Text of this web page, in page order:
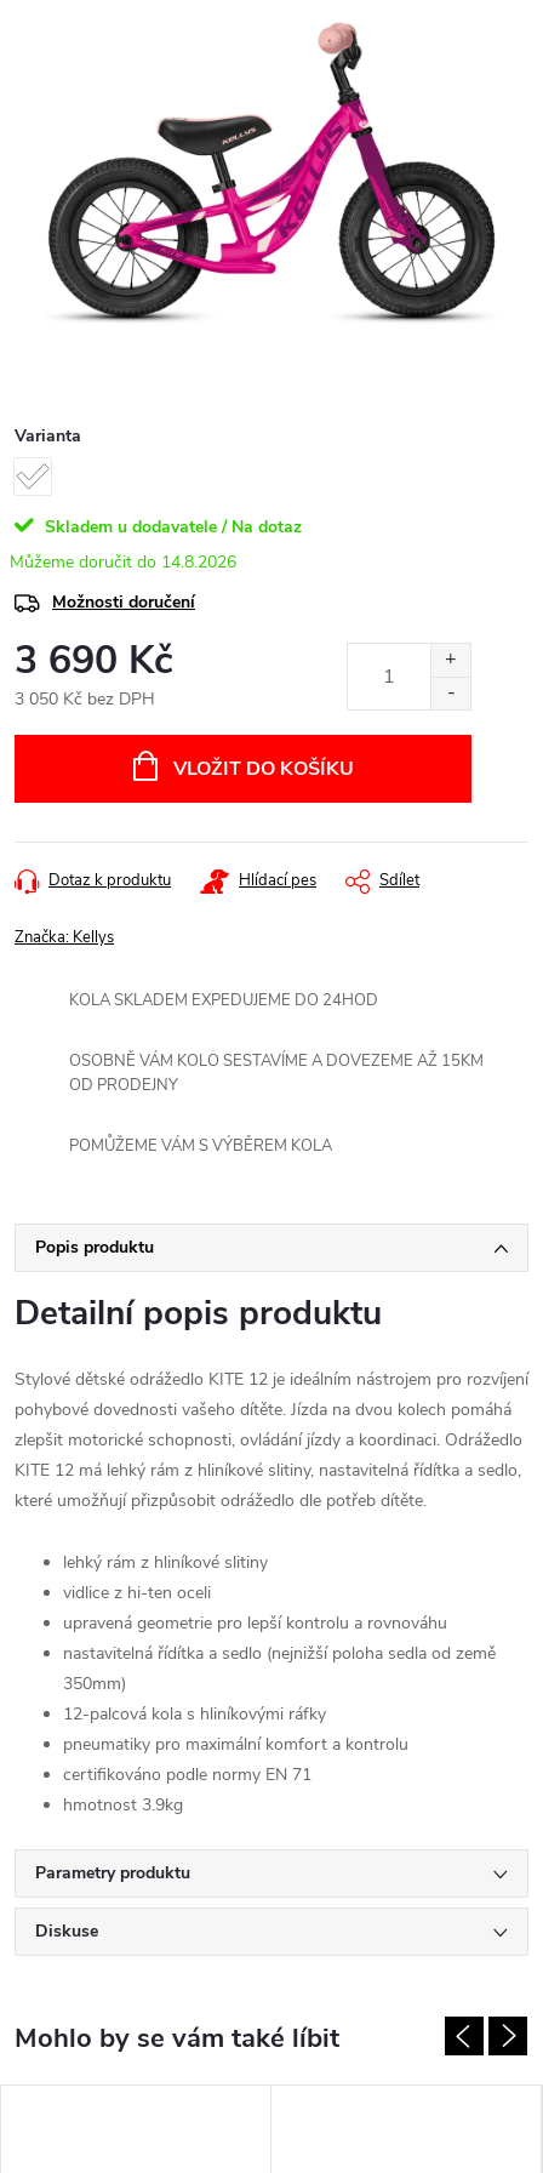
Varianta
Skladem u dodavatele / Na dotaz
14.8.2026
Možnosti doručení
3 690 Kč
3 050 Kč bez DPH
VLOŽIT DO KOŠÍKU
Dotaz k produktu Hlídací pes Sdílet
Značka: Kellys
KOLA SKLADEM EXPEDUJEME DO 24HOD
OSOBNĚ VÁM KOLO SESTAVÍME A DOVEZEME AŽ 15KM
OD PRODEJNY
POMŮŽEME VÁM S VÝBĚREM KOLA
Popis produktu
Detailní popis produktu
Stylové dětské odrážedlo KITE 12 je ideálním nástrojem pro rozvíjení
pohybové dovednosti vašeho dítěte. Jízda na dvou kolech pomáhá
zlepšit motorické schopnosti, ovládání jízdy a koordinaci. Odrážedlo
KITE 12 má lehký rám z hliníkové slitiny, nastavitelná řídítka a sedlo,
které umožňují přizpůsobit odrážedlo dle potřeb dítěte.
lehký rám z hliníkové slitiny
vidlice z hi-ten oceli
upravená geometrie pro lepší kontrolu a rovnováhu
nastavitelná řídítka a sedlo (nejnižší poloha sedla od země
350mm)
12-palcová kola s hliníkovými ráfky
pneumatiky pro maximální komfort a kontrolu
certifikováno podle normy EN 71
hmotnost 3.9kg
Parametry produktu
Diskuse